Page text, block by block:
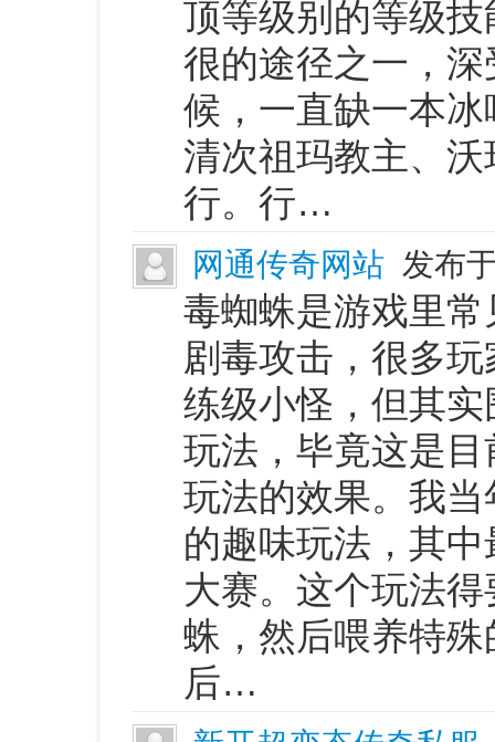
顶等级别的等级
很的途径之一，
候，一直缺一本
清次祖玛教主、
行。行…
网通传奇网站 发布
毒蜘蛛是游戏里
剧毒攻击，很多
练级小怪，但其
玩法，毕竟这是
玩法的效果。我
的趣味玩法，其
大赛。这个玩法
蛛，然后喂养特
后…